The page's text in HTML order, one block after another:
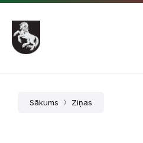
Pāriet
saturu
Skip
main
navigation
Skip
footer
Sākums Ziņas